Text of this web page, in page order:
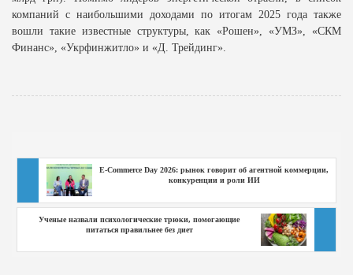
компаний с наибольшими доходами по итогам 2025 года также
вошли такие известные структуры, как «Рошен», «УМЗ», «СКМ
Финанс», «Укрфинжитло» и «Д. Трейдинг».
E-Commerce Day 2026: рынок говорит об агентной коммерции,
конкуренции и роли ИИ
Ученые назвали психологические трюки, помогающие
питаться правильнее без диет